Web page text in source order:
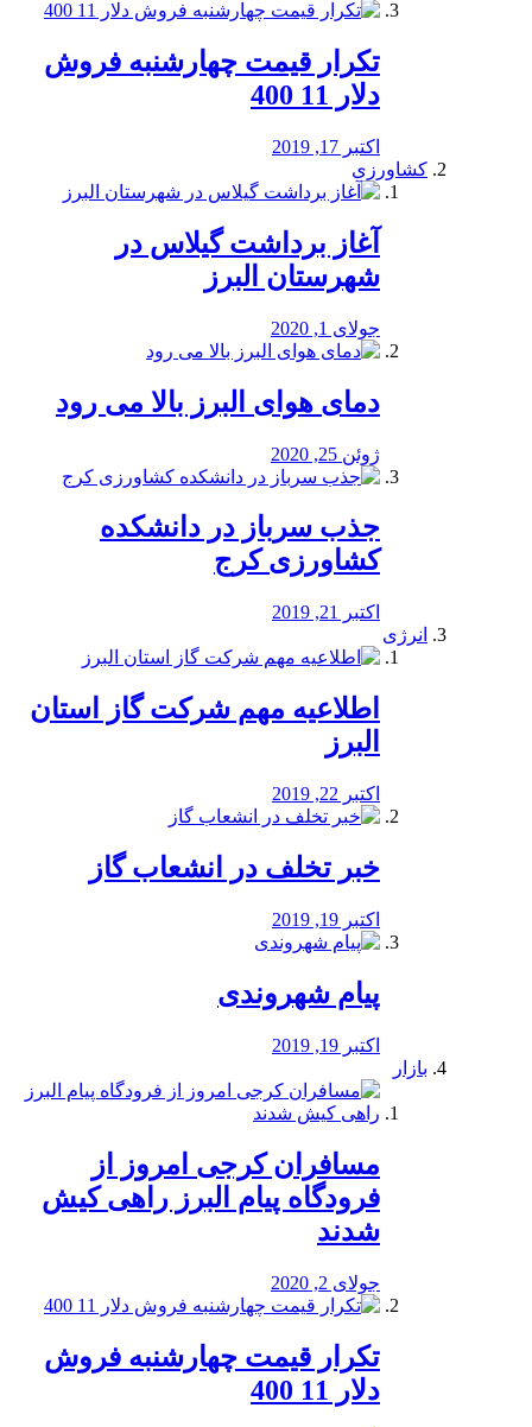
تکرار قیمت چهارشنبه فروش
دلار 11 400
اکتبر 17, 2019
کشاورزی
آغاز برداشت گیلاس در
شهرستان البرز
جولای 1, 2020
دمای هوای البرز بالا می رود
ژوئن 25, 2020
جذب سرباز در دانشکده
کشاورزی کرج
اکتبر 21, 2019
انرژی
️اطلاعیه مهم شرکت گاز استان
البرز
اکتبر 22, 2019
خبر تخلف در انشعاب گاز
اکتبر 19, 2019
پیام شهروندی
اکتبر 19, 2019
بازار
مسافران کرجی امروز از
فرودگاه پیام البرز راهی کیش
شدند
جولای 2, 2020
تکرار قیمت چهارشنبه فروش
دلار 11 400